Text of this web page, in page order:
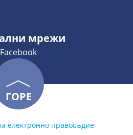
мрежи
Facebook
ГОРЕ
електронно правосъдие